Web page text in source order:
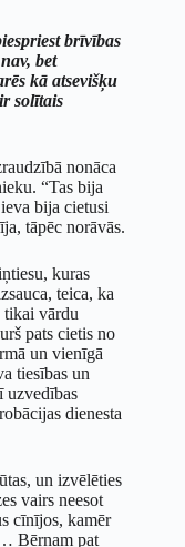
brīvības
bet
kā atsevišķu
solītais
nonāca
“Tas bija
bija cietusi
tāpēc norāvās.
kuras
teica, ka
tikai vārdu
pats cietis no
un vienīgā
tiesības un
uzvedības
dienesta
un izvēlēties
vairs neesot
cīnījos, kamēr
Bērnam pat